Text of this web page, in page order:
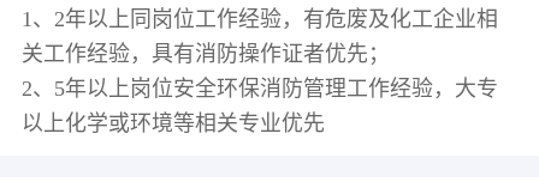
1、2年以上同岗位工作经验，有危废及化工企业相
关工作经验，具有消防操作证者优先；
2、5年以上岗位安全环保消防管理工作经验，大专